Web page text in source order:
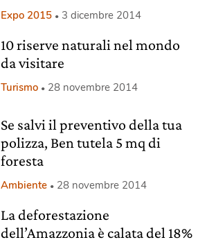
Expo 2015 3 dicembre 2014
10 riserve naturali nel mondo
da visitare
Turismo 28 novembre 2014
Se salvi il preventivo della tua
polizza, Ben tutela 5 mq di
foresta
Ambiente 28 novembre 2014
La deforestazione
dell’Amazzonia è calata del 18%